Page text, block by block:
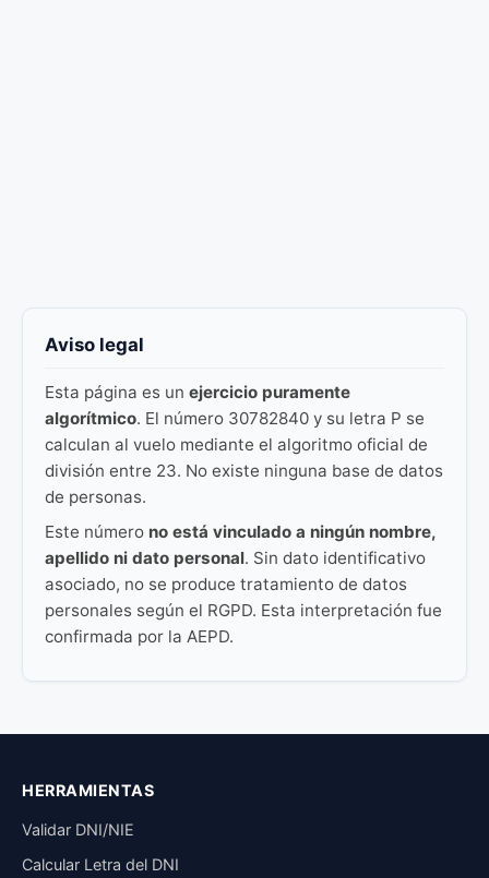
Aviso legal
Esta página es un ejercicio puramente
algorítmico. El número 30782840 y su letra P se
calculan al vuelo mediante el algoritmo oficial de
división entre 23. No existe ninguna base de datos
de personas.
Este número no está vinculado a ningún nombre,
apellido ni dato personal. Sin dato identificativo
asociado, no se produce tratamiento de datos
personales según el RGPD. Esta interpretación fue
confirmada por la AEPD.
HERRAMIENTAS
Validar DNI/NIE
Calcular Letra del DNI